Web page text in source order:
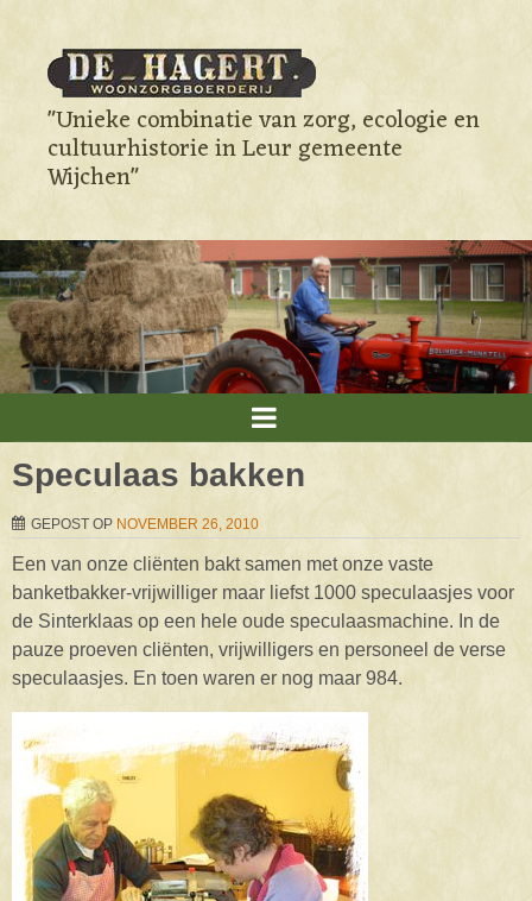
"Unieke combinatie van zorg, ecologie en
cultuurhistorie in Leur gemeente
Wijchen"
Speculaas bakken
GEPOST OP NOVEMBER 26, 2010
Een van onze cliënten bakt samen met onze vaste
banketbakker-vrijwilliger maar liefst 1000 speculaasjes voor
de Sinterklaas op een hele oude speculaasmachine. In de
pauze proeven cliënten, vrijwilligers en personeel de verse
speculaasjes. En toen waren er nog maar 984.